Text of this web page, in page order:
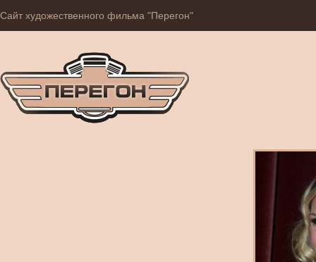
Сайт художественного фильма "Перегон"